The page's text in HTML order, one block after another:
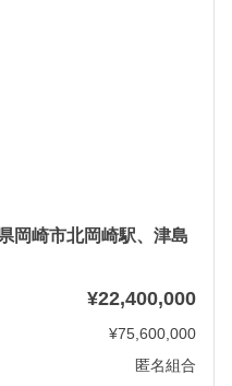
岡崎市北岡崎駅、津島
¥22,400,000
¥75,600,000
匿名組合